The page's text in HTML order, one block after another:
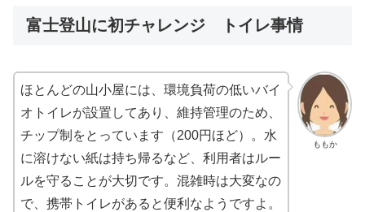
富士登山に初チャレンジ トイレ事情
ももか
ほとんどの山小屋には、環境負荷の低いバイ
オトイレが設置してあり、維持管理のため、
チップ制をとっています（200円ほど）。水
に溶けない紙は持ち帰るなど、利用者はルー
ルを守ることが大切です。混雑時は大変なの
で、携帯トイレがあると便利なようですよ。